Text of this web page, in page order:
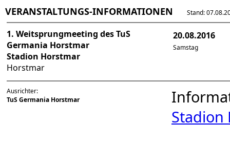
VERANSTALTUNGS-INFORMATIONEN Stand:
1. Weitsprungmeeting des TuS
Germania Horstmar
Stadion Horstmar
Horstmar
20.08.2016
Samstag
Ausrichter:
TuS Germania Horstmar
Stadion